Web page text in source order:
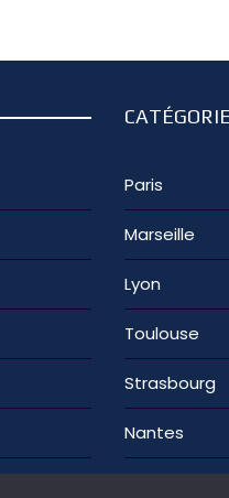
Paris
Marseille
Lyon
Toulouse
Strasbourg
Nantes